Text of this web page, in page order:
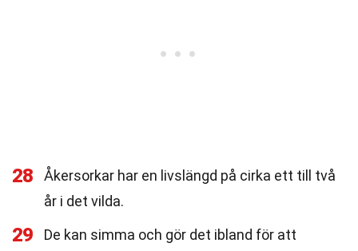
28
Åkersorkar har en livslängd på cirka ett till två
år i det vilda.
29
De kan simma och gör det ibland för att